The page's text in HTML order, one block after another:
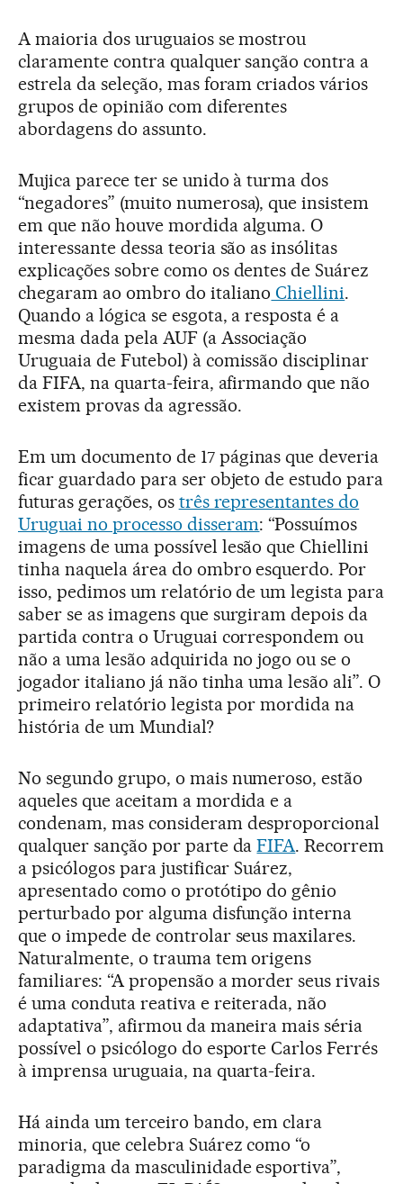
A maioria dos uruguaios se mostrou
claramente contra qualquer sanção contra a
estrela da seleção, mas foram criados vários
grupos de opinião com diferentes
abordagens do assunto.
Mujica parece ter se unido à turma dos
“negadores” (muito numerosa), que insistem
em que não houve mordida alguma. O
interessante dessa teoria são as insólitas
explicações sobre como os dentes de Suárez
chegaram ao ombro do italiano Chiellini.
Quando a lógica se esgota, a resposta é a
mesma dada pela AUF (a Associação
Uruguaia de Futebol) à comissão disciplinar
da FIFA, na quarta-feira, afirmando que não
existem provas da agressão.
Em um documento de 17 páginas que deveria
ficar guardado para ser objeto de estudo para
futuras gerações, os três representantes do
Uruguai no processo disseram: “Possuímos
imagens de uma possível lesão que Chiellini
tinha naquela área do ombro esquerdo. Por
isso, pedimos um relatório de um legista para
saber se as imagens que surgiram depois da
partida contra o Uruguai correspondem ou
não a uma lesão adquirida no jogo ou se o
jogador italiano já não tinha uma lesão ali”. O
primeiro relatório legista por mordida na
história de um Mundial?
No segundo grupo, o mais numeroso, estão
aqueles que aceitam a mordida e a
condenam, mas consideram desproporcional
qualquer sanção por parte daFIFA. Recorrem
a psicólogos para justificar Suárez,
apresentado como o protótipo do gênio
perturbado por alguma disfunção interna
que o impede de controlar seus maxilares.
Naturalmente, o trauma tem origens
familiares: “A propensão a morder seus rivais
é uma conduta reativa e reiterada, não
adaptativa”, afirmou da maneira mais séria
possível o psicólogo do esporte Carlos Ferrés
à imprensa uruguaia, na quarta-feira.
Há ainda um terceiro bando, em clara
minoria, que celebra Suárez como “o
paradigma da masculinidade esportiva”,